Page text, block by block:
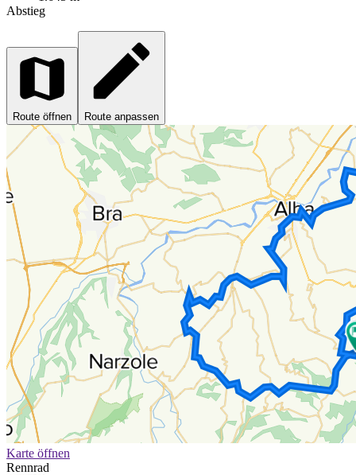
Abstieg
Route öffnen Route anpassen
Karte öffnen
Rennrad